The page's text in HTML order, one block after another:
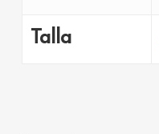
Talla